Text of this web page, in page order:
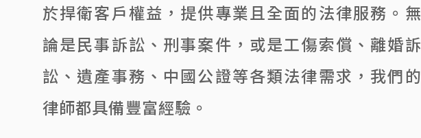
於捍衛客戶權益，提供專業且全面的法律服務。無
論是民事訴訟、刑事案件，或是工傷索償、離婚訴
訟、遺產事務、中國公證等各類法律需求，我們的
律師都具備豐富經驗。